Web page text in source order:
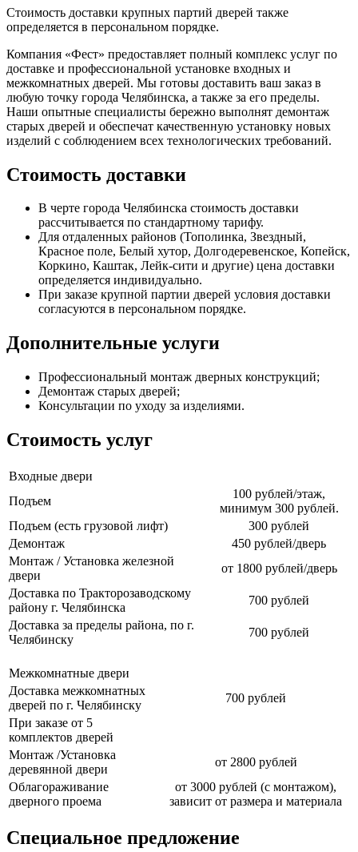
Стоимость доставки крупных партий дверей также
определяется в персональном порядке.
Компания «Фест» предоставляет полный комплекс услуг по
доставке и профессиональной установке входных и
межкомнатных дверей. Мы готовы доставить ваш заказ в
любую точку города Челябинска, а также за его пределы.
Наши опытные специалисты бережно выполнят демонтаж
старых дверей и обеспечат качественную установку новых
изделий с соблюдением всех технологических требований.
Стоимость доставки
В черте города Челябинска стоимость доставки
рассчитывается по стандартному тарифу.
Для отдаленных районов (Тополинка, Звездный,
Красное поле, Белый хутор, Долгодеревенское, Копейск,
Коркино, Каштак, Лейк-сити и другие) цена доставки
определяется индивидуально.
При заказе крупной партии дверей условия доставки
согласуются в персональном порядке.
Дополнительные услуги
Профессиональный монтаж дверных конструкций;
Демонтаж старых дверей;
Консультации по уходу за изделиями.
Стоимость услуг
Входные двери
Подъем
100 рублей/этаж,
минимум 300 рублей.
Подъем (есть грузовой лифт)
300 рублей
Демонтаж
450 рублей/дверь
Монтаж / Установка железной
двери
от 1800 рублей/дверь
Доставка по Тракторозаводскому
району г. Челябинска
700 рублей
Доставка за пределы района, по г.
Челябинску
700 рублей
Межкомнатные двери
Доставка межкомнатных
дверей по г. Челябинску
700 рублей
При заказе от 5
комплектов дверей
Монтаж /Установка
деревянной двери
от 2800 рублей
Облагораживание
дверного проема
от 3000 рублей (с монтажом),
зависит от размера и материала
Специальное предложение